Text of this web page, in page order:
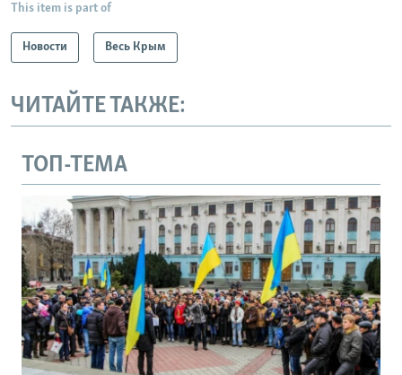
This item is part of
Новости Весь Крым
ЧИТАЙТЕ ТАКЖЕ:
ТОП-ТЕМА